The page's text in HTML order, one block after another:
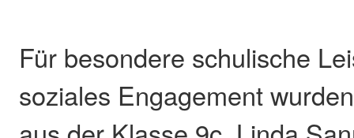
Für besondere schulische
soziales Engagement